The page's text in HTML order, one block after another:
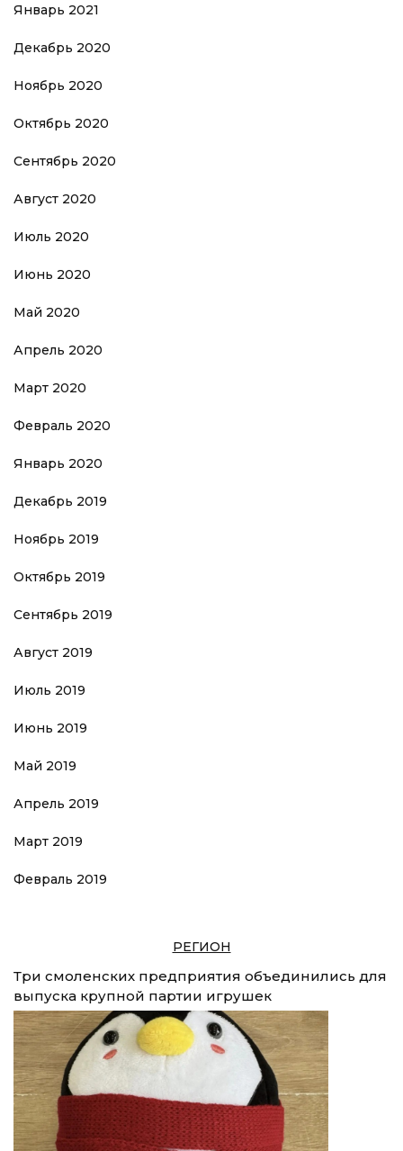
Январь 2021
Декабрь 2020
Ноябрь 2020
Октябрь 2020
Сентябрь 2020
Август 2020
Июль 2020
Июнь 2020
Май 2020
Апрель 2020
Март 2020
Февраль 2020
Январь 2020
Декабрь 2019
Ноябрь 2019
Октябрь 2019
Сентябрь 2019
Август 2019
Июль 2019
Июнь 2019
Май 2019
Апрель 2019
Март 2019
Февраль 2019
РЕГИОН
Три смоленских предприятия объединились для
выпуска крупной партии игрушек